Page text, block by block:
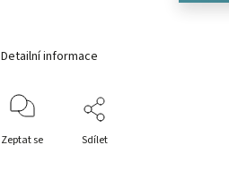
Detailní informace
Zeptat se Sdílet